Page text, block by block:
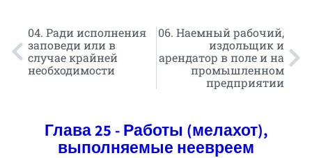
04. Ради исполнения
заповеди или в
случае крайней
необходимости
06. Наемный рабочий,
издольщик и
арендатор в поле и на
промышленном
предприятии
Глава 25 - Работы (мелахот),
выполняемые неевреем